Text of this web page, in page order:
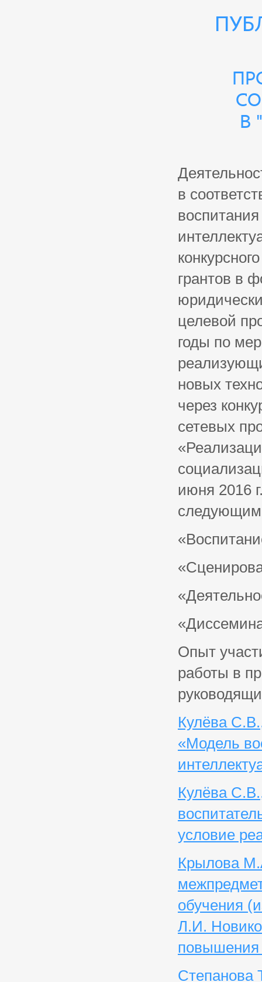
в
в
грантов в
целевой
годы по
новых
через
сетевых
июня 2016
Опыт
работы в
Кулёва
«Модель
Кулёва
условие
Крылова
обучения
Л.И.
повышения
Степанова